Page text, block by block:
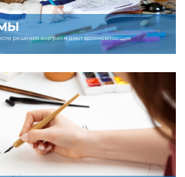
решения анаграмм дают вдохновляющие